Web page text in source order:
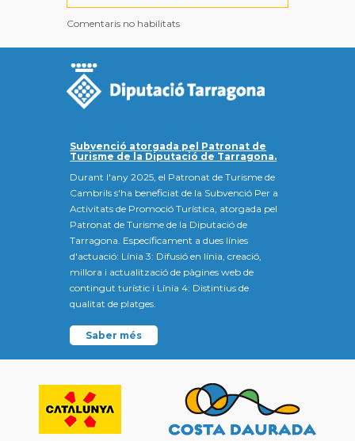
Comentaris no habilitats
Subvenció atorgada pel Patronat de
Turisme de la Diputació de Tarragona.
Durant l'any 2025, el Patronat de Turisme de
Cambrils s'ha beneficiat de la Subvenció Per a
Activitats de Promoció Turística, atorgada pel
Patronat de Turisme de la Diputació de
Tarragona. Específicament a dues línies
d'actuació: Línia 3: Difusió en línia, creació,
millora i actualització de pàgines web de
contingut turístic i Línia 4: Distintius de
qualitat de platges.
Saber més